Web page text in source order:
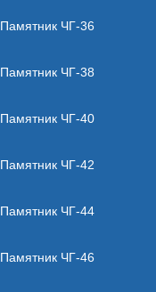
Памятник ЧГ-36
Памятник ЧГ-38
Памятник ЧГ-40
Памятник ЧГ-42
Памятник ЧГ-44
Памятник ЧГ-46